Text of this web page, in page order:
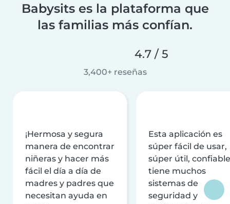
Babysits es la plataforma que
las familias más confían.
4.7 / 5
3,400+ reseñas
¡Hermosa y segura
manera de encontrar
niñeras y hacer más
fácil el día a día de
madres y padres que
necesitan ayuda en
Esta aplicación es
súper fácil de usar,
súper útil,
tiene muchos
sistemas de
seguridad y